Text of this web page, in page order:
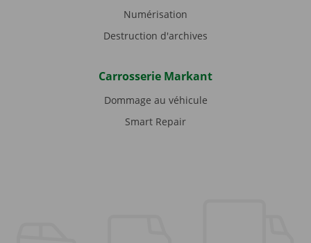
Numérisation
Destruction d'archives
Carrosserie Markant
Dommage au véhicule
Smart Repair